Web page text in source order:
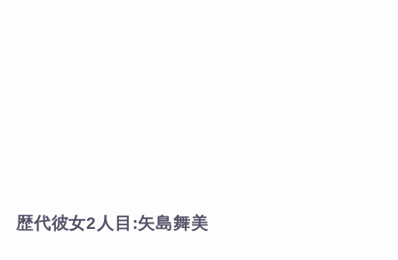
歴代彼女2人目:矢島舞美